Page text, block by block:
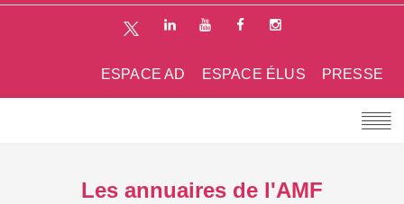
PRESSE
ESPACE ÉLUS
ESPACE AD
Les annuaires de l'AMF